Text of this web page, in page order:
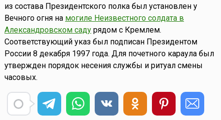
из состава Президентского полка был установлен у
Вечного огня на могиле Неизвестного солдата в
Александровском садурядом с Кремлем.
Соответствующий указ был подписан Президентом
России 8 декабря 1997 года. Для почетного караула был
утвержден порядок несения службы и ритуал смены
часовых.